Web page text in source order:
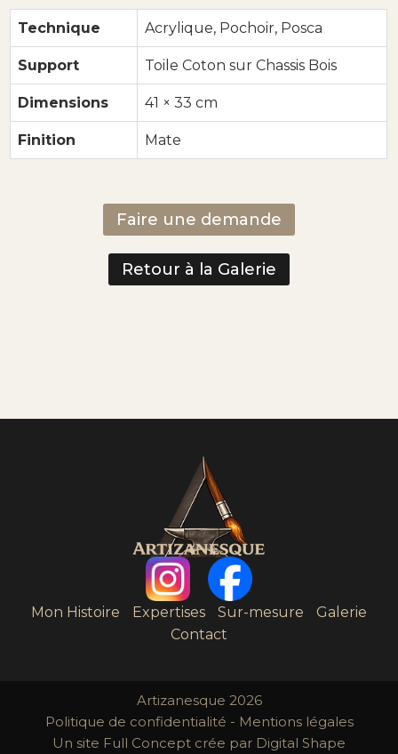
Technique Acrylique, Pochoir, Posca
Support Toile Coton sur Chassis Bois
Dimensions 41 × 33 cm
Finition Mate
Faire une demande
Retour à la Galerie
Mon Histoire Expertises Sur-mesure
Galerie
Contact
Artizanesque 2026
Politique de confidentialité - Mentions légales
Un site Full Concept crée par Digital Shape